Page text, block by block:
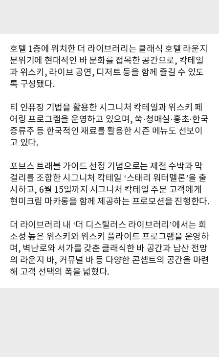
호텔 1층에 위치한 더 라이브러리는 클래식 호텔 라운지
분위기에 현대적인 바 문화를 접목한 공간으로, 칵테일
과 위스키, 라이브 공연, 디저트 등을 함께 즐길 수 있도
록 구성됐다.
티 인퓨징 기법을 활용한 시그니처 칵테일과 위스키 페
어링 프로그램을 운영하고 있으며, 쑥·청매실·홍초·한국
증류주 등 한국적인 재료를 활용한 시즌 메뉴도 선보이
고 있다.
포브스 트래블 가이드 선정 기념으로는 제철 수박과 막
걸리를 조합한 시그니처 칵테일 ‘스태리 워터멜론’을 출
시하고, 6월 15일까지 시그니처 칵테일 주문 고객에게
현미크림 마카롱을 함께 제공하는 프로모션을 진행한다.
더 라이브러리 내 ‘더 디스틸러스 라이브러리’에서는 희
소성 높은 위스키와 위스키 플라이트 프로그램을 운영하
며, 벽난로와 서가를 갖춘 클래식한 바 공간과 남산 전망
의 라운지 바, 커뮤널 바 등 다양한 콘셉트의 공간을 마련
해 고객 선택의 폭을 넓혔다.